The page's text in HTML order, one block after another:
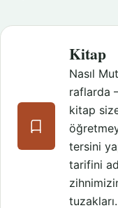
Kitap
Nasıl
raflarda
kitap
tersini
tarifini